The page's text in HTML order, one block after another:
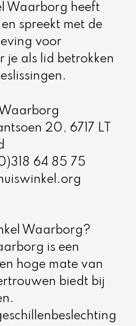
Waarborg heeft
spreekt met de
voor
je als lid betrokken
20, 6717 LT
64 85 75
Waarborg?
is een
hoge mate van
biedt bij